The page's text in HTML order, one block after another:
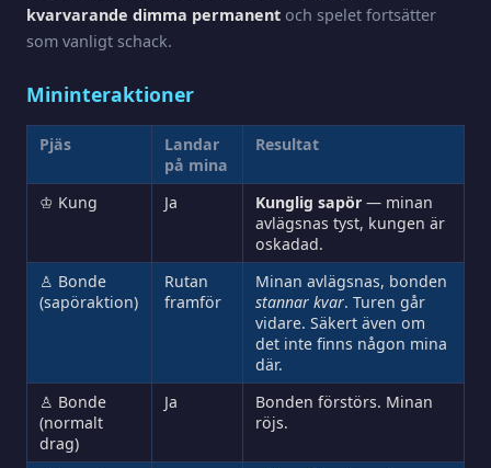
kvarvarande dimma permanent och spelet fortsätter
som vanligt schack.
Mininteraktioner
Pjäs
Landar
på mina
Resultat
♔ Kung Ja Kunglig sapör — minan
avlägsnas tyst, kungen är
oskadad.
♙ Bonde
(sapöraktion)
Rutan
framför
Minan avlägsnas, bonden
stannar kvar. Turen går
vidare. Säkert även om
det inte finns någon mina
där.
♙ Bonde
(normalt
drag)
Ja
Bonden förstörs. Minan
röjs.